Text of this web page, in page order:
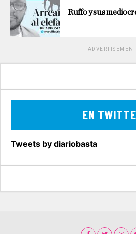
Ruffo y sus
ADVERTISEMENT
EN
Tweets by diariobasta